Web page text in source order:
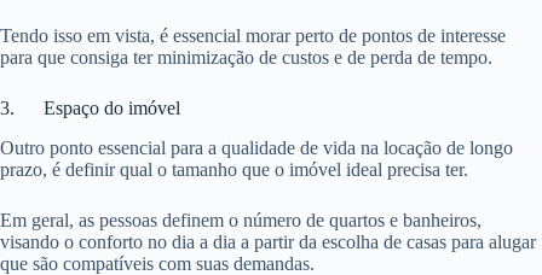
Tendo isso em vista, é essencial morar perto de pontos de interesse
para que consiga ter minimização de custos e de perda de tempo.
3. Espaço do imóvel
Outro ponto essencial para a qualidade de vida na locação de longo
prazo, é definir qual o tamanho que o imóvel ideal precisa ter.
Em geral, as pessoas definem o número de quartos e banheiros,
visando o conforto no dia a dia a partir da escolha de casas para alugar
que são compatíveis com suas demandas.